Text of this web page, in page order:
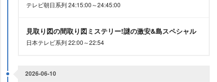
テレビ朝日系列 24:15:00～24:45:00
見取り図の間取り図ミステリー!謎の激安&島スペシャル
日本テレビ系列 22:00～22:54
2026-06-10